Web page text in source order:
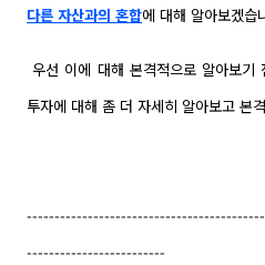
다른 자산과의 혼합에 대해 알아보겠습
우선 이에 대해 본격적으로 알아보
투자에 대해 좀 더 자세히 알아보고 본
-------------------------